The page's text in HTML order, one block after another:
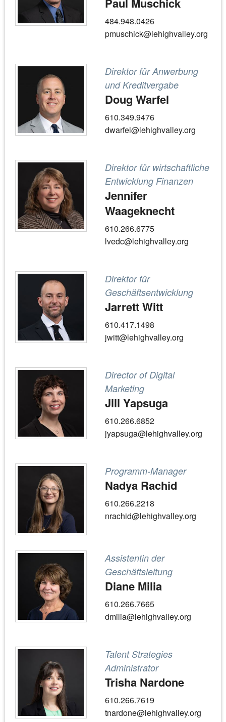
484.948.0426
pmuschick@lehighvalley.org
Direktor für Anwerbung
und Kreditvergabe
Doug Warfel
610.349.9476
dwarfel@lehighvalley.org
Direktor für wirtschaftliche
Entwicklung Finanzen
Jennifer
Waageknecht
610.266.6775
lvedc@lehighvalley.org
Direktor für
Geschäftsentwicklung
Jarrett Witt
610.417.1498
jwitt@lehighvalley.org
Director of Digital
Marketing
Jill Yapsuga
610.266.6852
jyapsuga@lehighvalley.org
Programm-Manager
Nadya Rachid
610.266.2218
nrachid@lehighvalley.org
Assistentin der
Geschäftsleitung
Diane Milia
610.266.7665
dmilia@lehighvalley.org
Talent Strategies
Administrator
Trisha Nardone
610.266.7619
tnardone@lehighvalley.org